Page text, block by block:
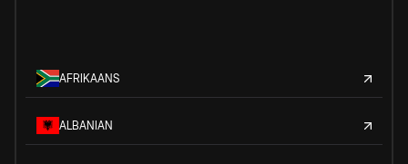
AFRIKAANS
ALBANIAN